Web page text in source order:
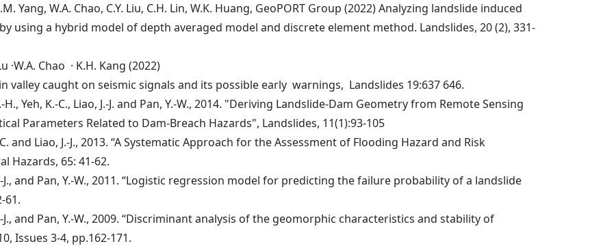
Yang, W.A. Chao, C.Y. Liu, C.H. Lin, W.K. Huang, GeoPORT Group (2022) Analyzing landslide induced
using a hybrid model of depth averaged model and discrete element method. Landslides, 20 (2), 331-
·W.A. Chao · K.H. Kang (2022)
valley caught on seismic signals and its possible early warnings, Landslides 19:637 646.
H., Yeh, K.-C., Liao, J.-J. and Pan, Y.-W., 2014. "Deriving Landslide-Dam Geometry from Remote Sensing
Parameters Related to Dam-Breach Hazards", Landslides, 11(1):93-105
C. and Liao, J.-J., 2013. “A Systematic Approach for the Assessment of Flooding Hazard and Risk
Hazards, 65: 41-62.
J.-J., and Pan, Y.-W., 2011. “Logistic regression model for predicting the failure probability of a landslide
61.
J.-J., and Pan, Y.-W., 2009. “Discriminant analysis of the geomorphic characteristics and stability of
Issues 3-4, pp.162-171.